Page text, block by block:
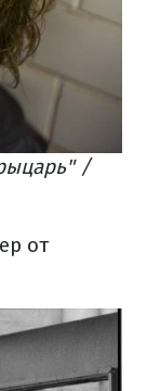
/
от